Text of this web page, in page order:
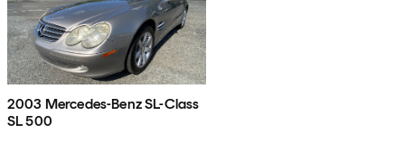
2003 Mercedes-Benz SL-Class
SL 500